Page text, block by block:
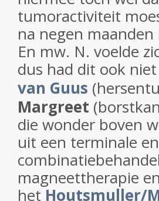
tumoractiviteit
na negen
En mw. N. voelde
dus had dit ook
van Guus
Margreet
die wonder boven
uit een terminale
magneettherapie
het Houtsmuller/